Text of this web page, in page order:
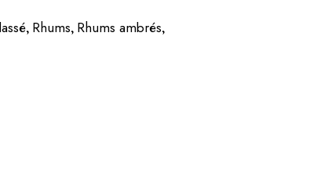
, Rhums, Rhums ambrés,